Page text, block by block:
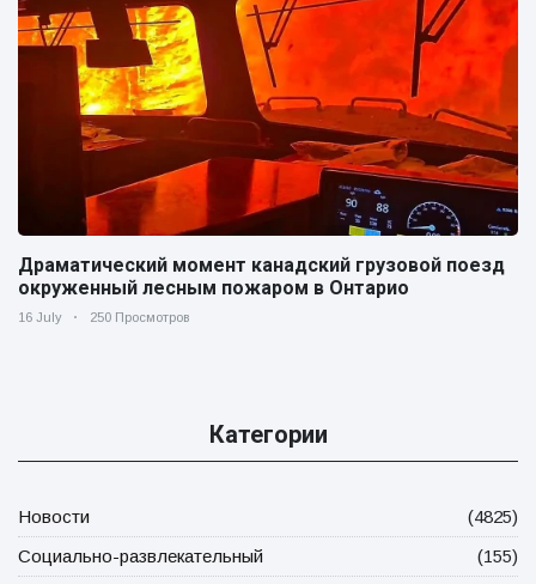
Драматический момент канадский грузовой поезд
окруженный лесным пожаром в Онтарио
16 July 250 Просмотров
Категории
Новости
(4825)
Социально-развлекательный
(155)